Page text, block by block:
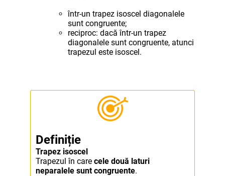
într-un trapez isoscel diagonalele
sunt congruente;
reciproc: dacă într-un trapez
diagonalele sunt congruente, atunci
trapezul este isoscel.
Definiție
Trapez isoscel
Trapezul în care cele două laturi
neparalele sunt congruente.